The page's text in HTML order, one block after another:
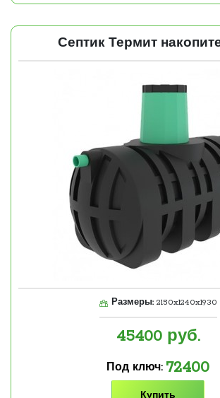
Септик Термит
Размеры: 2150x1240x1930
45400 руб.
Под ключ: 72400
Купить